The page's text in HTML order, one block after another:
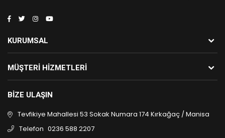
KURUMSAL
MÜŞTERI HIZMETLERI
BIZE ULAŞIN
Tevfikiye Mahallesi 53 Sokak Numara 174 Kırkağaç / Manisa
Telefon 0236 588 2207